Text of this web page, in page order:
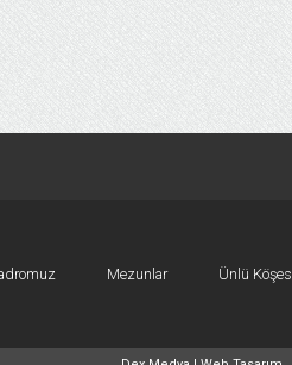
Mezunlar Ünlü